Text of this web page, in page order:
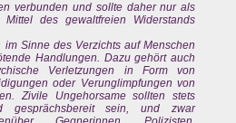
verbunden und sollte daher nur als
des gewaltfreien Widerstands
Sinne des Verzichts auf Menschen
Handlungen. Dazu gehört auch
Verletzungen in Form von
oder Verunglimpfungen von
Zivile Ungehorsame sollten stets
gesprächsbereit sein, und zwar